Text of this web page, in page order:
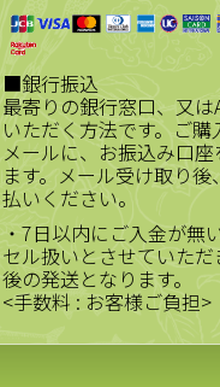
■銀行振込
最寄りの銀行窓口、又は
いただく方法です。ご
メールに、お振込み口
ます。メール受け取り
払いください。
・7日以内にご入金が無
セル扱いとさせていた
後の発送となります。
<手数料 : お客様ご負担>